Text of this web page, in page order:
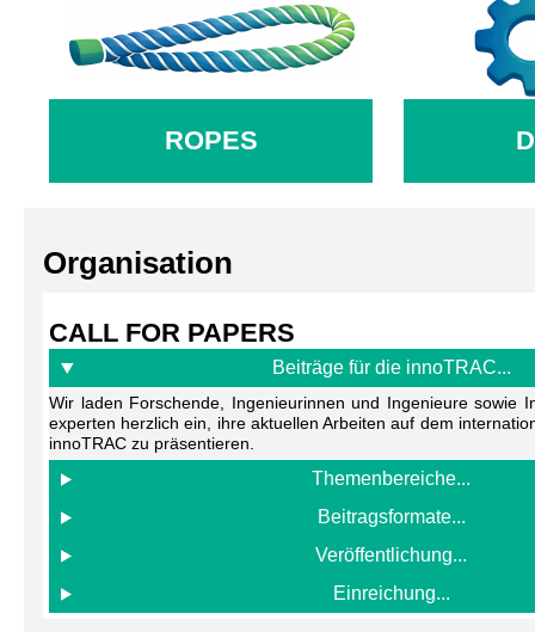
ROPES
Organisation
CALL FOR PAPERS
Beiträge für die innoTRAC...
Wir laden Forschende, Ingenieurinnen und Ingenieure sowie
experten herzlich ein, ihre aktuellen Arbeiten auf dem
innoTRAC zu präsentieren.
Themenbereiche...
Beitragsformate...
Veröffentlichung...
Einreichung...